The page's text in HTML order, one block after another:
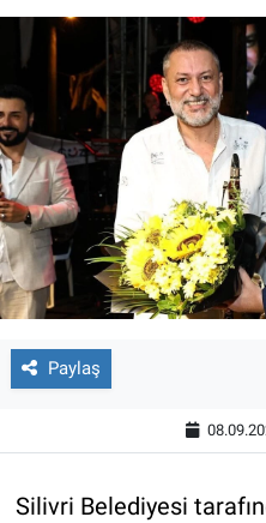
Paylaş
Silivri Belediyesi